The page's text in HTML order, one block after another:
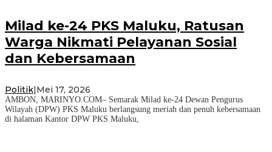
Milad ke-24 PKS Maluku, Ratusan
Warga Nikmati Pelayanan Sosial
dan Kebersamaan
Politik Mei 17, 2026
AMBON, MARINYO.COM– Semarak Milad ke-24 Dewan Pengurus
Wilayah (DPW) PKS Maluku berlangsung meriah dan penuh kebersamaan
di halaman Kantor DPW PKS Maluku,